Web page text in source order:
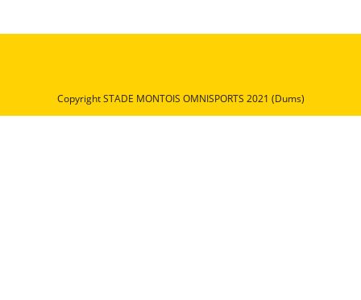
Copyright STADE MONTOIS OMNISPORTS 2021 (Dums)